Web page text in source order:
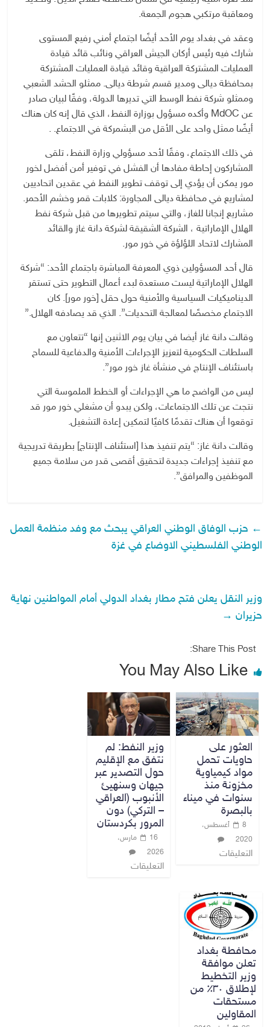
ومعاقبة مرتكبي هجوم الجمعة.
وعقد في بغداد يوم الأحد أيضًا اجتماع أمني رفيع المستوى
شارك فيه رئيس أركان الجيش العراقي ونائب قائد قيادة
العمليات المشتركة العراقية وقائد قيادة العمليات المشتركة
بمحافظة ديالى ومدير قسم شرطة ديالى. ممثلو الحشد الشعبي
وممثلو شركة نفط الوسط التي تديرها الدولة، وفقًا لبيان صادر
عن MdOC وأكده مسؤول بوزارة النفط، الذي قال إنه كان هناك
أيضًا ممثل واحد على الأقل من البشمركة في الاجتماع. .
في ذلك الاجتماع، وفقًا لأحد مسؤولي وزارة النفط، تلقى
المشاركون إحاطة مفادها أن الفشل في توفير أمن أفضل لخور
مور يمكن أن يؤدي إلى توقف تطوير النفط في عقدين اتحاديين
لمشاريع في محافظة ديالى المجاورة: كلابات قمر وخشم الأحمر.
مشاريع إنجانا للغاز، والتي سيتم تطويرها من قبل شركة نفط
الهلال الإماراتية ، الشركة الشقيقة لشركة دانة غاز والقائد
المشارك لاتحاد اللؤلؤة في خور مور.
قال أحد المسؤولين ذوي المعرفة المباشرة باجتماع الأحد: “شركة
الهلال الإماراتية ليست مستعدة لبدء أعمال التطوير حتى تستقر
الديناميكيات السياسية والأمنية حول حقل [خور مور]. كان
الاجتماع مخصصًا لمعالجة التحديات”. الذي قد يصادفه الهلال.”
وقالت دانة غاز أيضا في بيان يوم الاثنين إنها “تتعاون مع
السلطات الحكومية لتعزيز الإجراءات الأمنية والدفاعية للسماح
باستئناف الإنتاج في منشأة غاز خور مور”.
ليس من الواضح ما هي الإجراءات أو الخطط الملموسة التي
نتجت عن تلك الاجتماعات، ولكن يبدو أن مشغلي خور مور قد
توقعوا أن هناك تقدمًا كافيًا لتمكين إعادة التشغيل.
وقالت دانة غاز: “يتم تنفيذ هذا [استئناف الإنتاج] بطريقة تدريجية
مع تنفيذ إجراءات جديدة لتحقيق أقصى قدر من سلامة جميع
الموظفين والمرافق”.
← حزب الوفاق الوطني العراقي يبحث مع وفد منظمة العمل
الوطني الفلسطيني الاوضاع في غزة
وزير النقل يعلن فتح مطار بغداد الدولي أمام المواطنين نهاية
حزيران →
Share This Post:
You May Also Like
العثور على
حاويات تحمل
مواد كيمياوية
مخزونة منذ
سنوات في ميناء
بالبصرة
8 أغسطس،
2020
التعليقات
وزير النفط: لم
نتفق مع الإقليم
حول التصدير عبر
جيهان وسنهيئ
الأنبوب (العراقي
– التركي) دون
المرور بكردستان
16 مارس،
2026
التعليقات
محافطة بغداد
تعلن موافقة
وزير التخطيط
لإطلاق ٣٠٪؜ من
مستحقات
المقاولين